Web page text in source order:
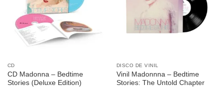
CD
CD Madonna – Bedtime
Stories (Deluxe Edition)
DISCO DE VINIL
Vinil Madonnna – Bedtime
Stories: The Untold Chapter